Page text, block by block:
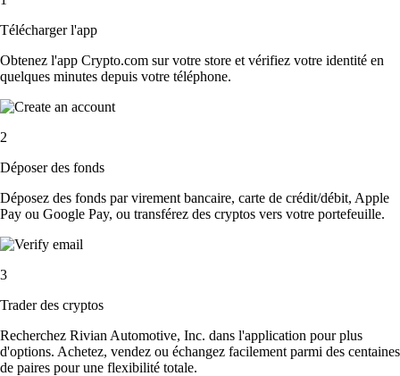
Télécharger l'app
Obtenez l'app Crypto.com sur votre store et vérifiez votre identité en
quelques minutes depuis votre téléphone.
2
Déposer des fonds
Déposez des fonds par virement bancaire, carte de crédit/débit, Apple
Pay ou Google Pay, ou transférez des cryptos vers votre portefeuille.
3
Trader des cryptos
Recherchez Rivian Automotive, Inc. dans l'application pour plus
d'options. Achetez, vendez ou échangez facilement parmi des centaines
de paires pour une flexibilité totale.